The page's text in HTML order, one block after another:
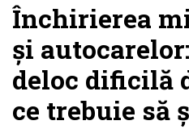
Închirierea
și
deloc dificilă
ce trebuie să